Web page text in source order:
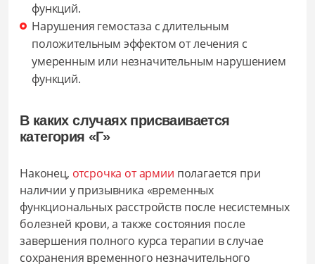
функций.
Нарушения гемостаза с длительным
положительным эффектом от лечения с
умеренным или незначительным нарушением
функций.
В каких случаях присваивается
категория «Г»
Наконец, отсрочка от армии полагается при
наличии у призывника «временных
функциональных расстройств после несистемных
болезней крови, а также состояния после
завершения полного курса терапии в случае
сохранения временного незначительного